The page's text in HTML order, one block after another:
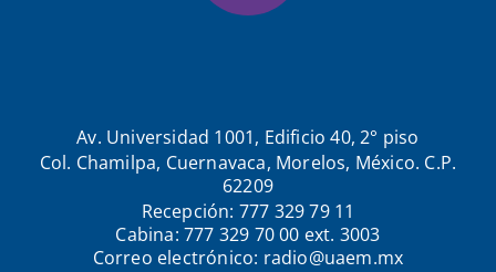
Av. Universidad 1001, Edificio 40, 2° piso
Col. Chamilpa, Cuernavaca, Morelos, México. C.P.
62209
Recepción: 777 329 79 11
Cabina: 777 329 70 00 ext. 3003
Correo electrónico: radio@uaem.mx